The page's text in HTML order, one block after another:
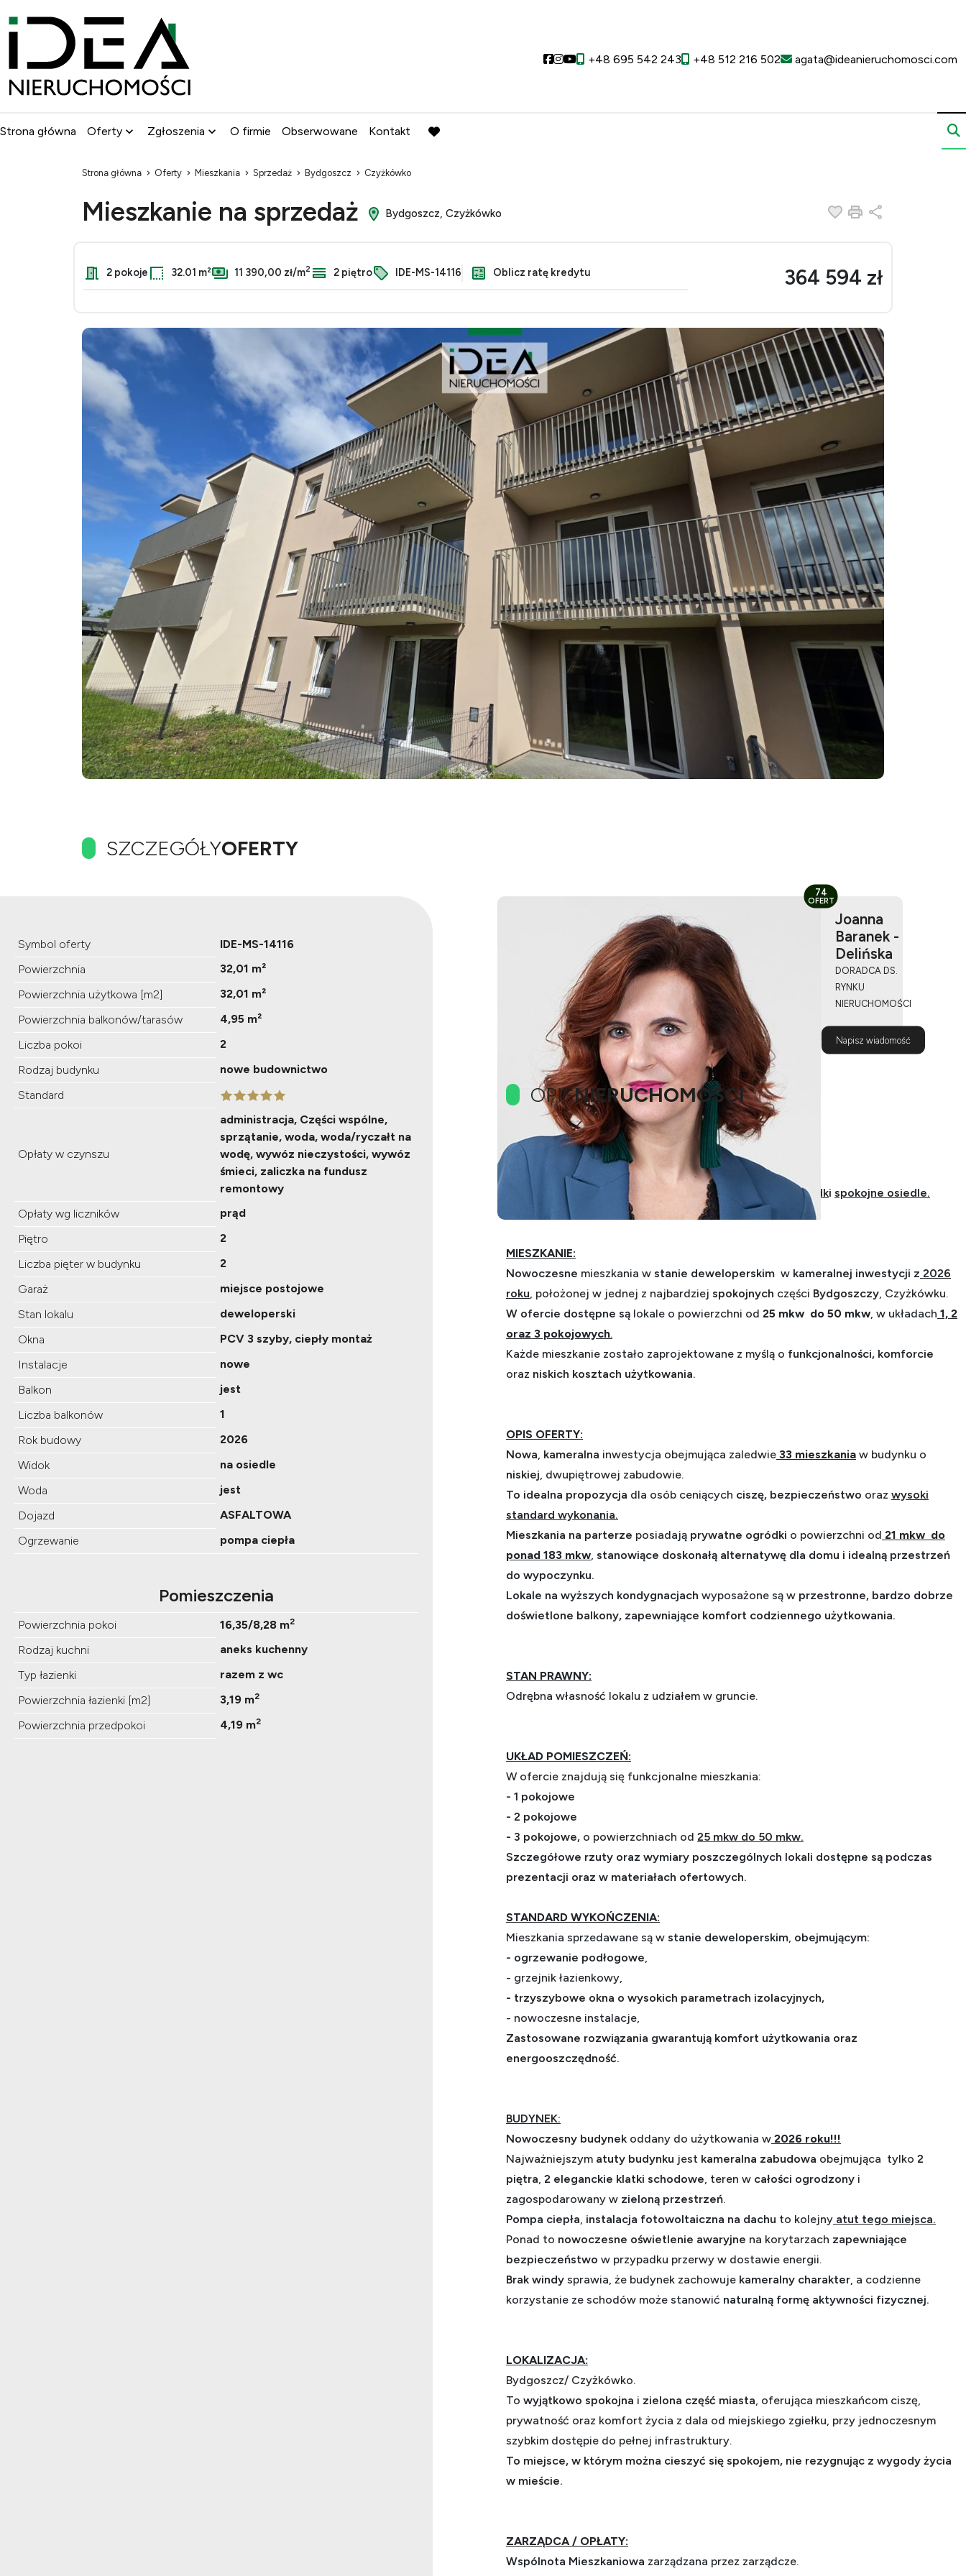
Social link
Social link
Social link
+48 695 542 243 +48 512 216 502 agata@ideanieruchomosci.com
Strona główna Oferty Zgłoszenia O firmie Obserwowane Kontakt
favorite
Strona główna Oferty Mieszkania Sprzedaż Bydgoszcz Czyżkówko
Mieszkanie na sprzedaż Bydgoszcz, Czyżkówko Dodaj do ulubionych
Drukuj
2 pokoje 32.01 m² 11 390,00 zł/m2 2 piętro IDE-MS-14116 Oblicz ratę kredytu 364 594 zł
SZCZEGÓŁYOFERTY
Symbol oferty
IDE-MS-14116
Powierzchnia
32,01 m²
Powierzchnia użytkowa [m2]
32,01 m²
Powierzchnia balkonów/tarasów
4,95 m²
Liczba pokoi
2
Rodzaj budynku
nowe budownictwo
Standard
Opłaty w czynszu
administracja, Części wspólne,
sprzątanie, woda, woda/ryczałt na
wodę, wywóz nieczystości, wywóz
śmieci, zaliczka na fundusz
remontowy
Opłaty wg liczników
prąd
Piętro
2
Liczba pięter w budynku
2
Garaż
miejsce postojowe
Stan lokalu
deweloperski
Okna
PCV 3 szyby, ciepły montaż
Instalacje
nowe
Balkon
jest
Liczba balkonów
1
Rok budowy
2026
Widok
na osiedle
Woda
jest
Dojazd
ASFALTOWA
Ogrzewanie
pompa ciepła
Pomieszczenia
Powierzchnia pokoi 16,35/8,28 m2
Rodzaj kuchni
aneks kuchenny
Typ łazienki
razem z wc
Powierzchnia łazienki [m2]
3,19 m2
Powierzchnia przedpokoi 4,19 m2
Joanna
Baranek -
Delińska
DORADCA DS.
RYNKU
NIERUCHOMOŚCI
Napisz wiadomość
74
OFERT
OPISNIERUCHOMOŚCI
Idea Nieruchomości oferuję Nowość!!!
Najnowsze budownictwo kameralne, duże balkony ogródki spokojne osiedle.
Zapraszam do oferty.
MIESZKANIE:
Nowoczesne mieszkania w stanie deweloperskim w kameralnej inwestycji z 2026
roku , położonej w jednej z najbardziej spokojnych części Bydgoszczy Czyżkówku.
W ofercie dostępne są lokale o powierzchni od 25 mkw do 50 mkw , w układach 1, 2
oraz 3 pokojowych.
Każde mieszkanie zostało zaprojektowane z myślą o funkcjonalności, komforcie
oraz niskich kosztach użytkowania.
OPIS OFERTY:
Nowa kameralna inwestycja obejmująca zaledwie 33 mieszkania w budynku o
niskiej , dwupiętrowej zabudowie.
To idealna propozycja dla osób ceniących ciszę, bezpieczeństwo oraz wysoki
standard wykonania.
Mieszkania na parterze posiadają prywatne ogródki o powierzchni od 21 mkw do
ponad 183 mkw stanowiące doskonałą alternatywę dla domu i idealną przestrzeń
do wypoczynku.
Lokale na wyższych kondygnacjach wyposażone są w przestronne, bardzo dobrze
doświetlone balkony, zapewniające komfort codziennego użytkowania.
STAN PRAWNY:
Odrębna własność lokalu z udziałem w gruncie.
UKŁAD POMIESZCZEŃ:
W ofercie znajdują się funkcjonalne mieszkania:
- 1 pokojowe
- 2 pokojowe
- 3 pokojowe, o powierzchniach od 25 mkw do 50 mkw.
Szczegółowe rzuty oraz wymiary poszczególnych lokali dostępne są podczas
prezentacji oraz w materiałach ofertowych.
STANDARD WYKOŃCZENIA:
Mieszkania sprzedawane są w stanie deweloperskim obejmującym:
- ogrzewanie podłogowe
- grzejnik łazienkowy,
- trzyszybowe okna o wysokich parametrach izolacyjnych,
- nowoczesne instalacje,
Zastosowane rozwiązania gwarantują komfort użytkowania oraz
energooszczędność.
BUDYNEK:
Nowoczesny budynek oddany do użytkowania w 2026 roku!!!
Najważniejszym atuty budynku jest kameralna zabudowa obejmująca tylko 2
piętra 2 eleganckie klatki schodowe , teren w całości ogrodzony i
zagospodarowany w zieloną przestrzeń.
Pompa ciepła instalacja fotowoltaiczna na dachu to kolejny atut tego miejsca.
Ponad to nowoczesne oświetlenie awaryjne na korytarzach zapewniające
bezpieczeństwo w przypadku przerwy w dostawie energii.
Brak windy sprawia, że budynek zachowuje kameralny charakter , a codzienne
korzystanie ze schodów może stanowić naturalną formę aktywności fizycznej.
LOKALIZACJA:
Bydgoszcz/ Czyżkówko.
To wyjątkowo spokojna i zielona część miasta , oferująca mieszkańcom ciszę,
prywatność oraz komfort życia z dala od miejskiego zgiełku, przy jednoczesnym
szybkim dostępie do pełnej infrastruktury.
To miejsce, w którym można cieszyć się spokojem, nie rezygnując z wygody życia
w mieście.
ZARZĄDCA / OPŁATY:
Wspólnota Mieszkaniowa zarządzana przez zarządcze.